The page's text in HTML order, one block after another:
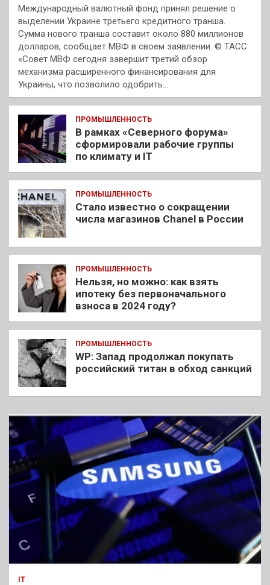
Международный валютный фонд принял решение о
выделении Украине третьего кредитного транша.
Сумма нового транша составит около 880 миллионов
долларов, сообщает МВФ в своем заявлении. © ТАСС
«Совет МВФ сегодня завершит третий обзор
механизма расширенного финансирования для
Украины, что позволило одобрить…
ПРОМЫШЛЕННОСТЬ
В рамках «Северного форума»
сформировали рабочие группы
по климату и IT
ПРОМЫШЛЕННОСТЬ
Стало известно о сокращении
числа магазинов Chanel в России
ПРОМЫШЛЕННОСТЬ
Нельзя, но можно: как взять
ипотеку без первоначального
взноса в 2024 году?
ПРОМЫШЛЕННОСТЬ
WP: Запад продолжал покупать
российский титан в обход санкций
IT